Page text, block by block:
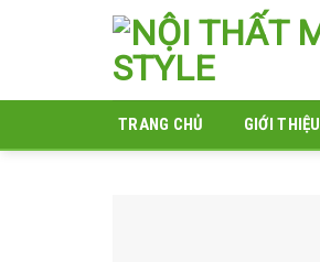
TRANG CHỦ GIỚI THIỆU